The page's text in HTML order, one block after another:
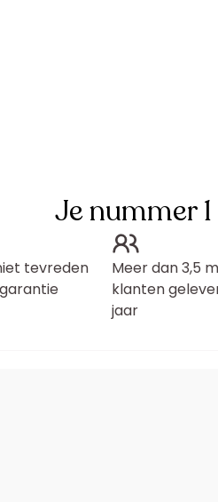
Je nummer
tevreden
Meer dan 3,5
klanten
jaar